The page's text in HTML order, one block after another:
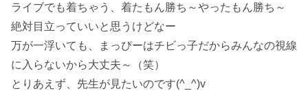
ライブでも着ちゃう、着たもん勝ち～やったもん勝ち～
絶対目立っていいと思うけどなー
万が一浮いても、まっぴーはチビっ子だからみんなの視線
に入らないから大丈夫～（笑）
とりあえず、先生が見たいのです(^_^)v